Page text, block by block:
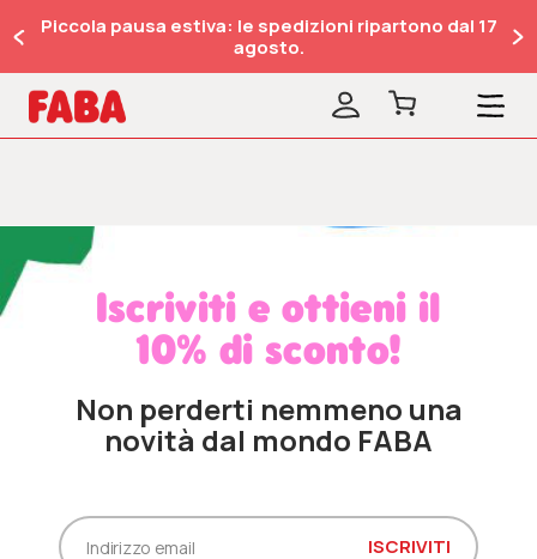
Piccola pausa estiva: le spedizioni ripartono dal 17
agosto.
Iscriviti e ottieni il
10% di sconto!
Non perderti nemmeno una
novità dal mondo FABA